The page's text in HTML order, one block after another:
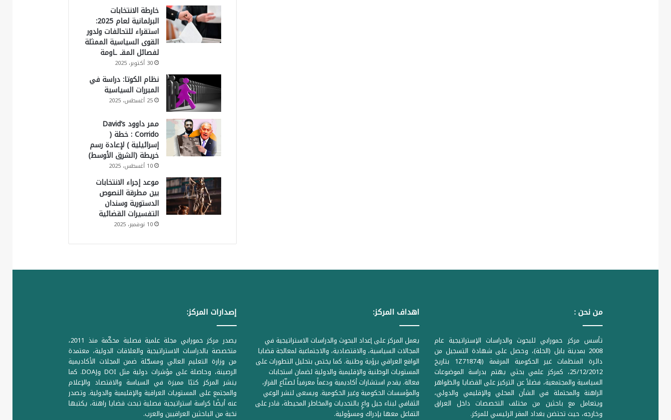
خارطة الانتخابات
البرلمانية لعام 2025:
استقراء للتحالفات ولدور
القوى السياسية الممثلة
لفصائل المقـ ـاومة
30 أكتوبر، 2025
نظام الكوتا: دراسة في
المبررات السياسية
25 أغسطس، 2025
ممر داوود David’s
Corrido : خطة (
إسرائيلية ) لإعادة رسم
خريطة (الشرق الأوسط)
10 أغسطس، 2025
موعد إجراء الانتخابات
بين مطرقة النصوص
الدستورية وسندان
التفسيرات القضائية
10 نوفمبر، 2025
من نحن :
تأسس مركز حمورابي للبحوث والدراسات الإستراتيجية عام
2008 بمدينة بابل (الحلة)، وحصل على شهادة التسجيل من
دائرة المنظمات غير الحكومية المرقمة ((1Z71874 بتاريخ
25/12/2012، كمركز علمي بحثي يهتم بدراسة الموضوعات
السياسية والمجتمعية، فضلاً عن التركيز على القضايا والظواهر
الراهنة والمحتملة في الشأن المحلي والإقليمي والدولي،
ويتعامل مع باحثين من مختلف التخصصات داخل العراق
وخارجه، حيث تحتضن بغداد المقر الرئيسي للمركز.
اهداف المركز:
يعمل المركز على إعداد البحوث والدراسات الاستراتيجية في
المجالات السياسية، والاقتصادية، والاجتماعية لمعالجة قضايا
الواقع العراقي برؤية وطنية. كما يختص بتحليل التطورات على
المستويات الوطنية والإقليمية والدولية لضمان استجابات
فعالة. يقدم استشارات أكاديمية ودعماً معرفياً لصنّاع القرار،
والمؤسسات الحكومية وغير الحكومية. ويسعى لنشر الوعي
الثقافي لبناء جيل واعٍ بالتحديات والمخاطر المحيطة، قادر على
التفاعل معها بإدراك ومسؤولية.
إصدارات المركز:
يصدر مركز حمورابي مجلة علمية فصلية محكّمة منذ 2011،
متخصصة بالدراسات الاستراتيجية والعلاقات الدولية، معتمدة
من وزارة التعليم العالي ومسجّلة ضمن المجلات الأكاديمية
الرصينة، وحاصلة على مؤشرات دولية مثل DOI وDOAJ. كما
ينشر المركز كتبًا مميزة في السياسة والاقتصاد والإعلام
والمجتمع على المستويات العراقية والإقليمية والدولية. وتصدر
عنه أيضًا كراسة استراتيجية فصلية تبحث قضايا راهنة، يكتبها
نخبة من الباحثين العراقيين والعرب.